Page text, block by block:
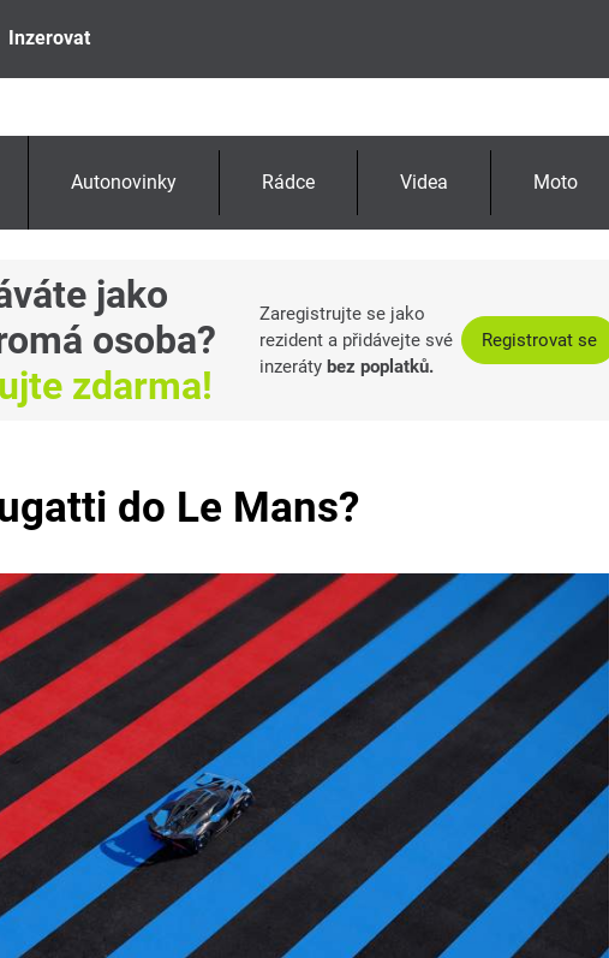
Inzerovat
Autonovinky Rádce Videa Moto
jako
osoba?
zdarma!
Zaregistrujte se jako
rezident a přidávejte své
inzerátybez poplatků.
Registrovat se
do Le Mans?